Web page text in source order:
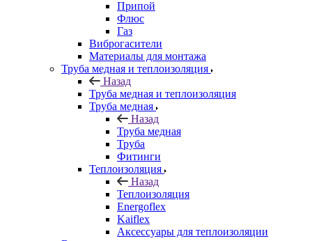
Припой
Флюс
Газ
Виброгасители
Материалы для монтажа
Труба медная и теплоизоляция
Назад
Труба медная и теплоизоляция
Труба медная
Назад
Труба медная
Труба
Фитинги
Теплоизоляция
Назад
Теплоизоляция
Energoflex
Kaiflex
Аксессуары для теплоизоляции